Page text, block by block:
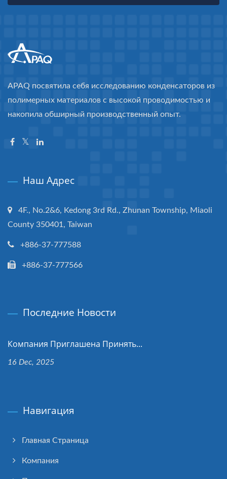
APAQ посвятила себя исследованию конденсаторов из
полимерных материалов с высокой проводимостью и
накопила обширный производственный опыт.
Наш Адрес
4F., No.2&6, Kedong 3rd Rd., Zhunan Township, Miaoli
County 350401, Taiwan
+886-37-777588
+886-37-777566
Последние Новости
Компания Приглашена Принять...
16 Dec, 2025
Навигация
Главная Страница
Компания